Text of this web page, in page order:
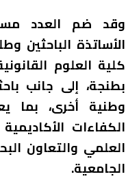
وقد ضم العدد
الأساتذة الباحثين
كلية العلوم
بطنجة، إلى جانب
وطنية أخرى، بما
الكفاءات
العلمي والتعاون
الجامعية.